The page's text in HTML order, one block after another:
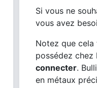
Si vous ne
vous avez
Notez que
possédez
connecter.
en métaux